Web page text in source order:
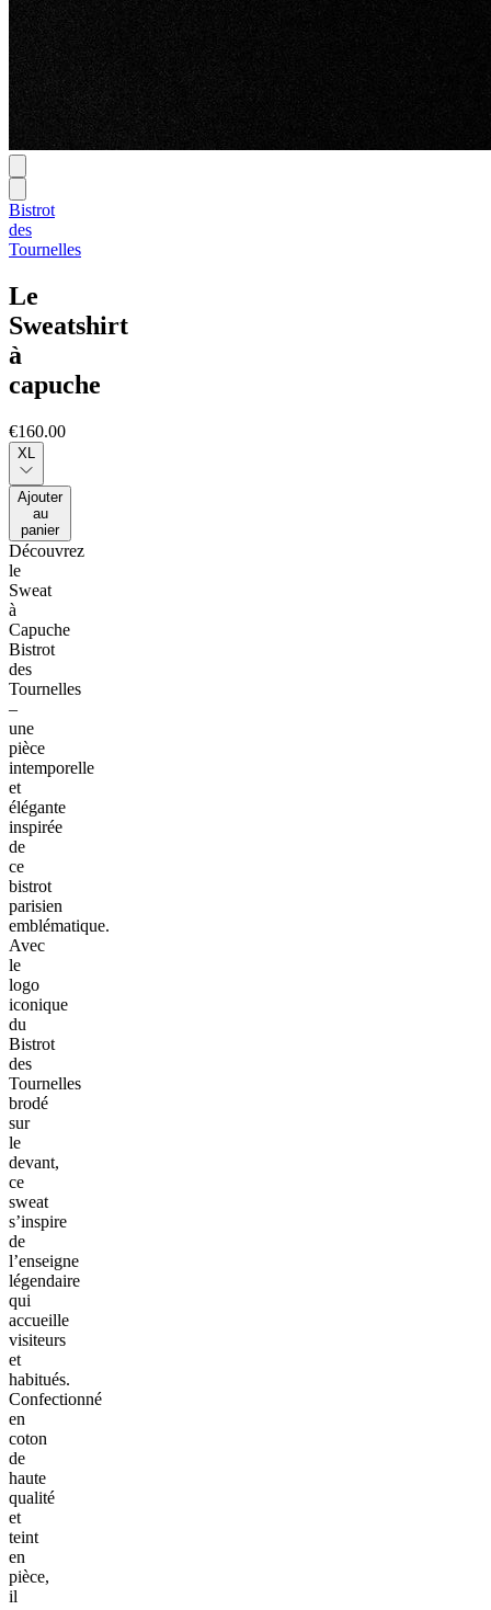
Bistrot
des
Tournelles
Le
Sweatshirt
à
capuche
€160.00
XL
Ajouter
au
panier
Découvrez
le
Sweat
à
Capuche
Bistrot
des
Tournelles
–
une
pièce
intemporelle
et
élégante
inspirée
de
ce
bistrot
parisien
emblématique.
Avec
le
logo
iconique
du
Bistrot
des
Tournelles
brodé
sur
le
devant,
ce
sweat
s’inspire
de
l’enseigne
légendaire
qui
accueille
visiteurs
et
habitués.
Confectionné
en
coton
de
haute
qualité
et
teint
en
pièce,
il